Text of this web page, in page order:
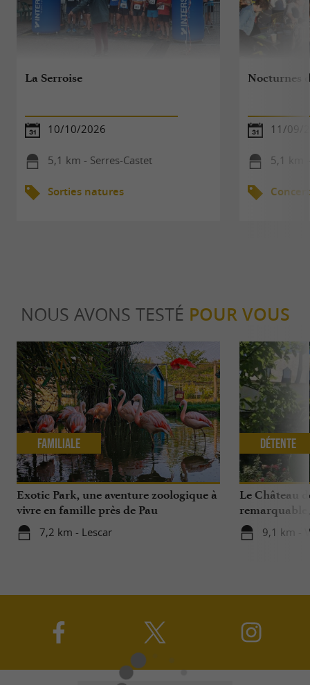
La Serroise
10/10/2026
5,1 km - Serres-Castet
Sorties natures
Nocturnes
11/09/
5,1 km
NOUS AVONS TESTÉ POUR VOUS
Exotic Park, une aventure zoologique à
vivre en famille près de Pau
7,2 km - Lescar
Familiale
Le Château
exquise …
9,1 km -
Détente